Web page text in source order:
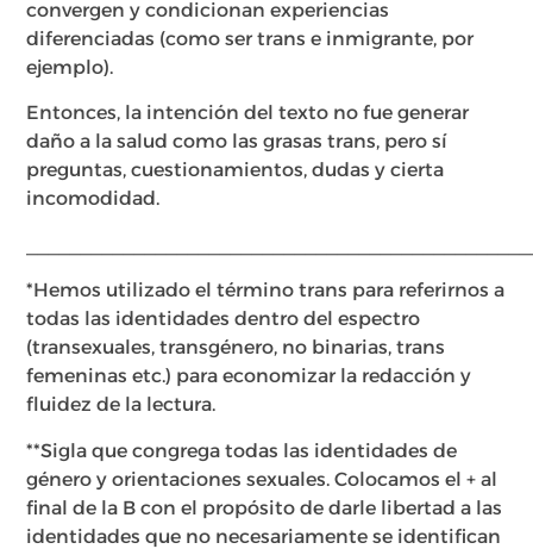
convergen y condicionan experiencias
diferenciadas (como ser trans e inmigrante, por
ejemplo).
Entonces, la intención del texto no fue generar
daño a la salud como las grasas trans, pero sí
preguntas, cuestionamientos, dudas y cierta
incomodidad.
*Hemos utilizado el término trans para referirnos a
todas las identidades dentro del espectro
(transexuales, transgénero, no binarias, trans
femeninas etc.) para economizar la redacción y
fluidez de la lectura.
**Sigla que congrega todas las identidades de
género y orientaciones sexuales. Colocamos el + al
final de la B con el propósito de darle libertad a las
identidades que no necesariamente se identifican